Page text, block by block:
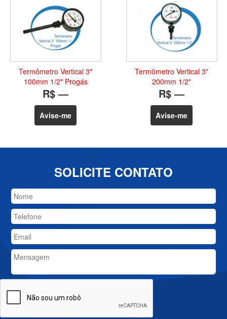
Termômetro Vertical 3"
100mm 1/2" Progás
R$ —
Avise-me
Termômetro Vertical 3"
200mm 1/2"
R$ —
Avise-me
SOLICITE CONTATO